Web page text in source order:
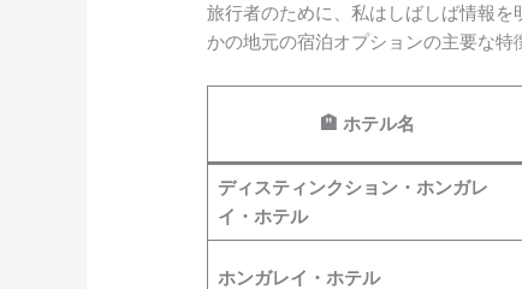
旅行者のために、私はしばしば情報
かの地元の宿泊オプションの主要な特
🏨 ホテル名
ディスティンクション・ホンガレ
イ・ホテル
ホンガレイ・ホテル